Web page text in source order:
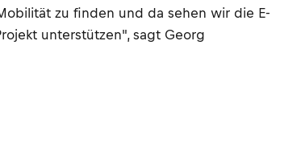
zu finden und da sehen wir die E-
unterstützen", sagt Georg